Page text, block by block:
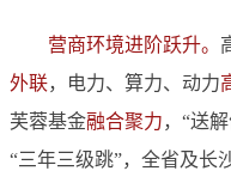
营商环境进阶跃升。
外联，电力、算力、动力
芙蓉基金融合聚力，“送
“三年三级跳”，全省及长